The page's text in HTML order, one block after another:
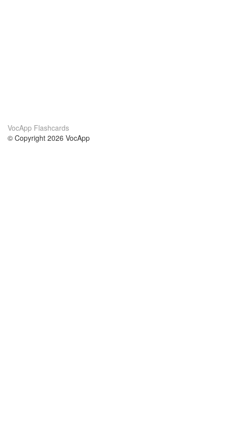
VocApp Flashcards
© Copyright 2026 VocApp